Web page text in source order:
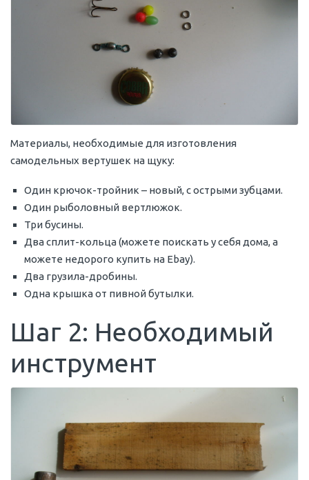
Материалы, необходимые для изготовления
самодельных вертушек на щуку:
Один крючок-тройник – новый, с острыми зубцами.
Один рыболовный вертлюжок.
Три бусины.
Два сплит-кольца (можете поискать у себя дома, а
можете недорого купить на Ebay).
Два грузила-дробины.
Одна крышка от пивной бутылки.
Шаг 2: Необходимый
инструмент